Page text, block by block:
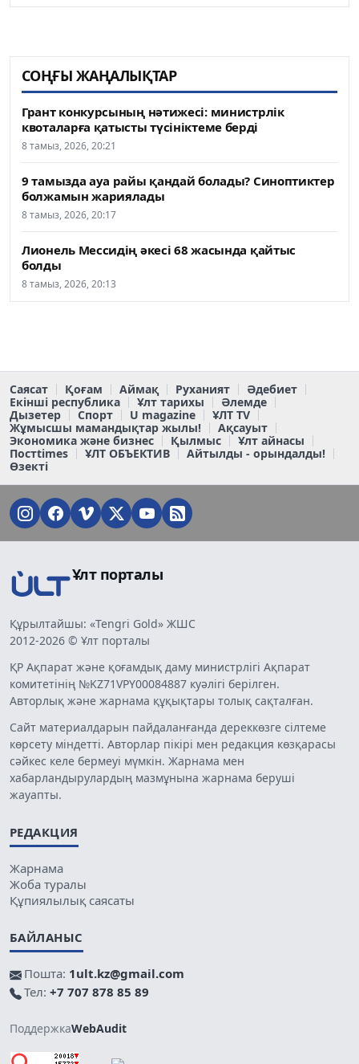
СОҢҒЫ ЖАҢАЛЫҚТАР
Грант конкурсының нәтижесі: министрлік
квоталарға қатысты түсініктеме берді
8 тамыз, 2026, 20:21
9 тамызда ауа райы қандай болады? Синоптиктер
болжамын жариялады
8 тамыз, 2026, 20:17
Лионель Мессидің әкесі 68 жасында қайтыс
болды
8 тамыз, 2026, 20:13
Саясат Қоғам Аймақ Руханият
Әдебиет
Екінші республика
Ұлт тарихы
Әлемде
Дызетер
Спорт U magazine
ҰЛТ TV
Жұмысшы мамандықтар жылы!
Ақсауыт
Экономика және бизнес
Қылмыс
Ұлт айнасы
Постtimes
ҰЛТ ОБЪЕКТИВ
Айтылды - орындалды!
Өзекті
Ұлт порталы
Құрылтайшы: «Tengri Gold» ЖШС
2012-2026 © Ұлт порталы
ҚР Ақпарат және қоғамдық даму министрлігі Ақпарат
комитетінің №KZ71VPY00084887 куәлігі берілген.
Авторлық және жарнама құқықтары толық сақталған.
Сайт материалдарын пайдаланғанда дереккөзге сілтеме
көрсету міндетті. Авторлар пікірі мен редакция көзқарасы
сәйкес келе бермеуі мүмкін. Жарнама мен
хабарландырулардың мазмұнына жарнама беруші
жауапты.
РЕДАКЦИЯ
Жарнама
Жоба туралы
Құпиялылық саясаты
БАЙЛАНЫС
Пошта: 1ult.kz@gmail.com
Тел: +7 707 878 85 89
ПоддержкаWebAudit